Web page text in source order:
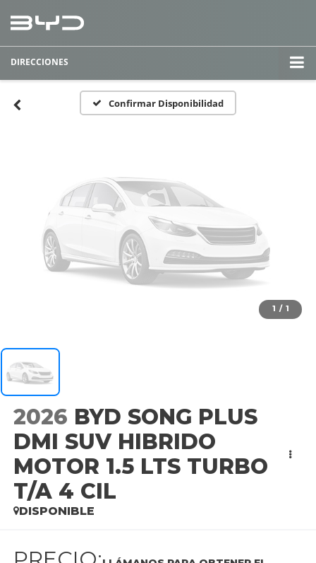
DIRECCIONES
Confirmar Disponibilidad
Por favor, revise luego
1 / 1
2026 BYD SONG PLUS
DMI SUV HIBRIDO
MOTOR 1.5 LTS TURBO
T/A 4 CIL
DISPONIBLE